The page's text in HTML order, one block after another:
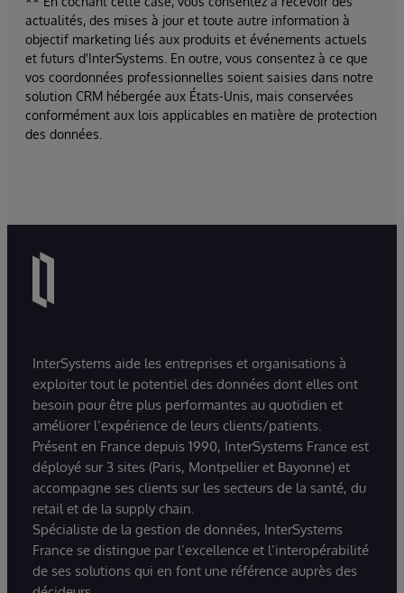
actualités, des mises à jour et toute autre information à
objectif marketing liés aux produits et événements actuels
et futurs d'InterSystems. En outre, vous consentez à ce que
vos coordonnées professionnelles soient saisies dans notre
solution CRM hébergée aux États-Unis, mais conservées
conformément aux lois applicables en matière de protection
des données.
InterSystems aide les entreprises et organisations à
exploiter tout le potentiel des données dont elles ont
besoin pour être plus performantes au quotidien et
améliorer l’expérience de leurs clients/patients.
Présent en France depuis 1990, InterSystems France est
déployé sur 3 sites (Paris, Montpellier et Bayonne) et
accompagne ses clients sur les secteurs de la santé, du
retail et de la supply chain.
Spécialiste de la gestion de données, InterSystems
France se distingue par l’excellence et l’interopérabilité
de ses solutions qui en font une référence auprès des